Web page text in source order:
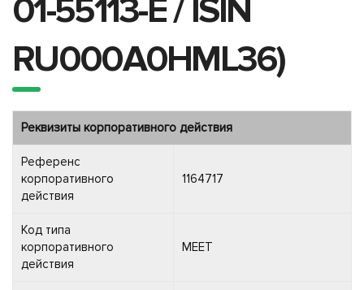
01-55113-E / ISIN
RU000A0HML36)
Реквизиты корпоративного действия
Референс
корпоративного
действия
1164717
Код типа
корпоративного
действия
MEET